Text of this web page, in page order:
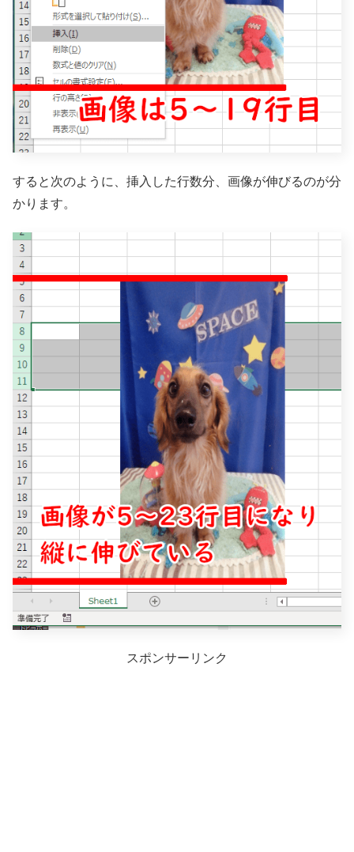
すると次のように、挿入した行数分、画像が伸びるのが分
かります。
スポンサーリンク